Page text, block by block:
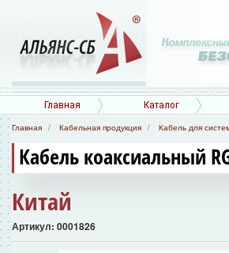
Главная Каталог
Главная Кабельная продукция Кабель для
Кабель коаксиальный
Китай
Артикул: 0001826